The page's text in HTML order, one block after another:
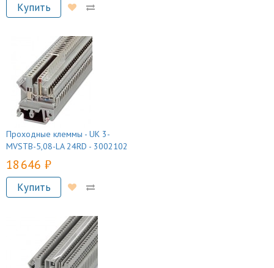
Купить
Проходные клеммы - UK 3-
MVSTB-5,08-LA 24RD - 3002102
18 646 руб.
Купить